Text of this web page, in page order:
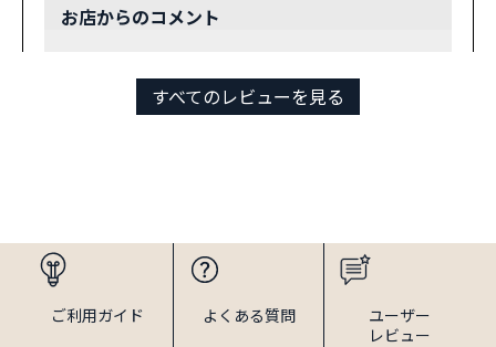
お店からのコメント
きなので、マスクの中でも気にならないのが嬉
すずめ様 投稿日：2021年12月10日
すべてのレビューを見る
ご利用ガイド よくある質問
ユーザー
レビュー